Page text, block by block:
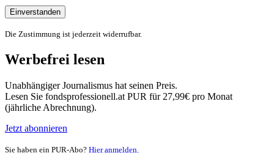
Einverstanden
Die Zustimmung ist jederzeit widerrufbar.
Werbefrei lesen
Unabhängiger Journalismus hat seinen Preis.
Lesen Sie fondsprofessionell.at PUR für 27,99€ pro Monat
(jährliche Abrechnung).
Jetzt abonnieren
Sie haben ein PUR-Abo? Hier anmelden.